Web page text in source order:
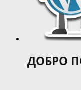
ДОБРО